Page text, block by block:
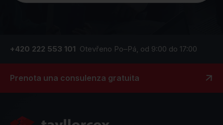
+420 222 553 101 Otevřeno Po–Pá, od 9:00 do 17:00
Prenota una consulenza gratuita